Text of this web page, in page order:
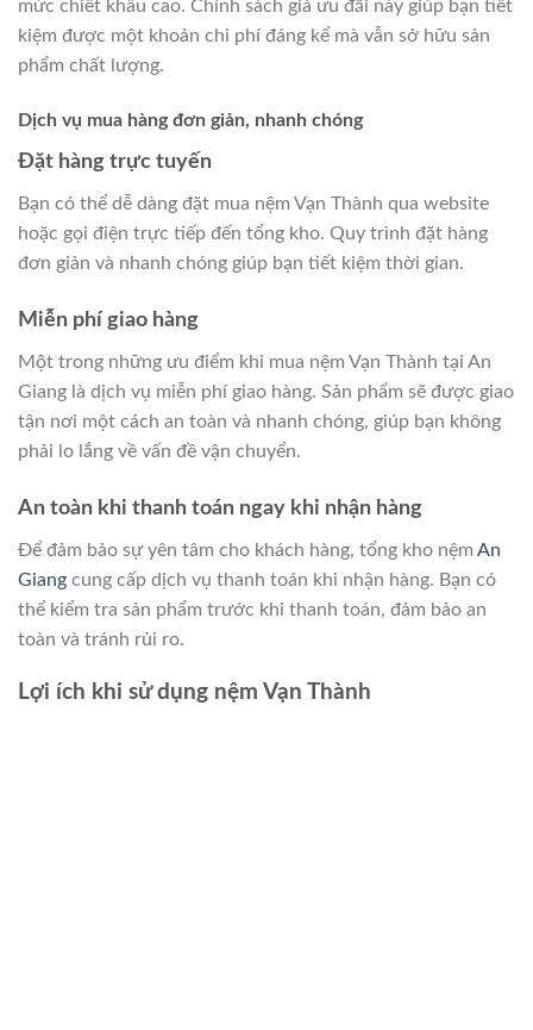
mức chiết khấu cao. Chính sách giá ưu đãi này giúp bạn tiết
kiệm được một khoản chi phí đáng kể mà vẫn sở hữu sản
phẩm chất lượng.
Dịch vụ mua hàng đơn giản, nhanh chóng
Đặt hàng trực tuyến
Bạn có thể dễ dàng đặt mua nệm Vạn Thành qua website
hoặc gọi điện trực tiếp đến tổng kho. Quy trình đặt hàng
đơn giản và nhanh chóng giúp bạn tiết kiệm thời gian.
Miễn phí giao hàng
Một trong những ưu điểm khi mua nệm Vạn Thành tại An
Giang là dịch vụ miễn phí giao hàng. Sản phẩm sẽ được giao
tận nơi một cách an toàn và nhanh chóng, giúp bạn không
phải lo lắng về vấn đề vận chuyển.
An toàn khi thanh toán ngay khi nhận hàng
Để đảm bảo sự yên tâm cho khách hàng, tổng kho nệm An
Giang cung cấp dịch vụ thanh toán khi nhận hàng. Bạn có
thể kiểm tra sản phẩm trước khi thanh toán, đảm bảo an
toàn và tránh rủi ro.
Lợi ích khi sử dụng nệm Vạn Thành